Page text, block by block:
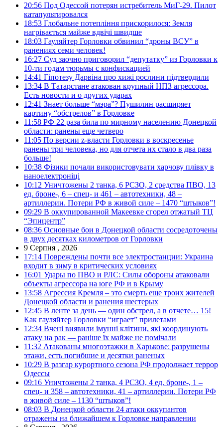
20:56 Под Одессой потерян истребитель МиГ-29. Пилот
катапультировался
18:53 Глобальне потепління прискорилося: Земля
нагрівається майже вдвічі швидше
18:03 Гауляйтер Горловки обвинил “дроны ВСУ” в
ранениях семи человек!
16:27 Суд заочно приговорил “депутатку” из Горловки к
10-ти годам тюрьмы с конфискацией
14:41 Гіпотезу Дарвіна про хижі рослини підтвердили
13:34 В Татарстане атакован крупный НПЗ агрессора.
Есть новости и о других ударах
12:41 Знает больше “мэра”? Пушилин расширяет
картину “обстрелов” в Горловке
11:58 РФ 22 раза била по мирному населению Донецкой
области: ранены еще четверо
11:05 По версии z-власти Горловки в воскресенье
ранены три человека, но для отчета их стало в два раза
больше!
10:38 Фізики почали використовувати харчову плівку в
наноелектроніці
10:12 Уничтожены 2 танка, 6 РСЗО, 2 средства ПВО, 13
ед. броне-, 6 – спец- и 461 – автотехники, 48 –
артиллерии. Потери РФ в живой силе – 1470 “штыков”!
09:29 В оккупированной Макеевке сгорел отжатый ТЦ
“Эпицентр”
08:36 Основные бои в Донецкой области сосредоточены
в двух десятках километров от Горловки
9 Серпня , 2026
17:14 Повреждены почти все электростанции: Украина
входит в зиму в критических условиях
16:01 Удары по ПВО и РЛС: Силы обороны атаковали
объекты агрессора на юге РФ и в Крыму
13:58 Агрессия Кремля – это смерть еще троих жителей
Донецкой области и ранения шестерых
12:45 В ленте за день — один обстрел, а в отчете… 15!
Как гауляйтер Горловки “играет” прилетами
12:34 Вчені виявили імунні клітини, які координують
атаку на рак — раніше їх майже не помічали
11:32 Атакованы многоэтажки в Харькове: разрушены
этажи, есть погибшие и десятки раненых
10:29 В разгар курортного сезона РФ продолжает террор
Одессы
09:16 Уничтожены 2 танка, 4 РСЗО, 4 ед. броне-, 1 –
спец- и 358 – автотехники, 41 – артиллерии. Потери РФ
в живой силе – 1130 “штыков”!
08:03 В Донецкой области 24 атаки оккупантов
отражены на ближайшем к Горловке направлении